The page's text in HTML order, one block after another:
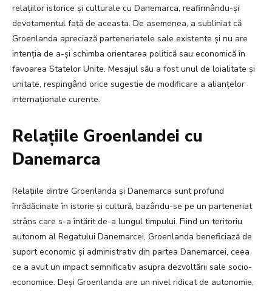
relațiilor istorice și culturale cu Danemarca, reafirmându-și
devotamentul față de aceasta. De asemenea, a subliniat că
Groenlanda apreciază parteneriatele sale existente și nu are
intenția de a-și schimba orientarea politică sau economică în
favoarea Statelor Unite. Mesajul său a fost unul de loialitate și
unitate, respingând orice sugestie de modificare a alianțelor
internaționale curente.
Relațiile Groenlandei cu
Danemarca
Relațiile dintre Groenlanda și Danemarca sunt profund
înrădăcinate în istorie și cultură, bazându-se pe un parteneriat
strâns care s-a întărit de-a lungul timpului. Fiind un teritoriu
autonom al Regatului Danemarcei, Groenlanda beneficiază de
suport economic și administrativ din partea Danemarcei, ceea
ce a avut un impact semnificativ asupra dezvoltării sale socio-
economice. Deși Groenlanda are un nivel ridicat de autonomie,